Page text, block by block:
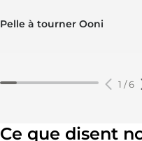
Pelle à tourner Ooni
1 /6
Ce que disent